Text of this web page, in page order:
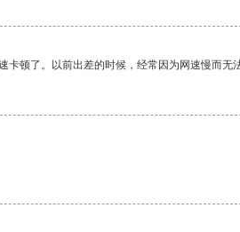
顿了。以前出差的时候，经常因为网速慢而无